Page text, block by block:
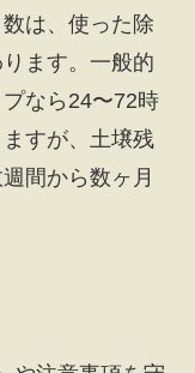
は、使った除
ます。一般的
なら24〜72時
すが、土壌残
間から数ヶ月